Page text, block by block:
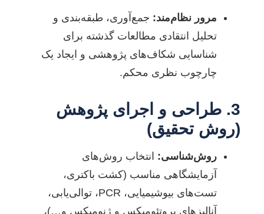
مرور نظام‌مند: جمع‌آوری، طبقه‌بندی و
تحلیل انتقادی مطالعات گذشته برای
شناسایی شکاف‌های پژوهشی و ایجاد یک
چارچوب نظری محکم.
3. طراحی و اجرای پژوهش
(روش تحقیق)
روش‌شناسی: انتخاب روش‌های
آزمایشگاهی مناسب (کشت باکتری،
تست‌های بیوشیمیایی، PCR، توالی‌یابی،
آنالیزهای پروتئومیکس و ژنومیکس و…)،